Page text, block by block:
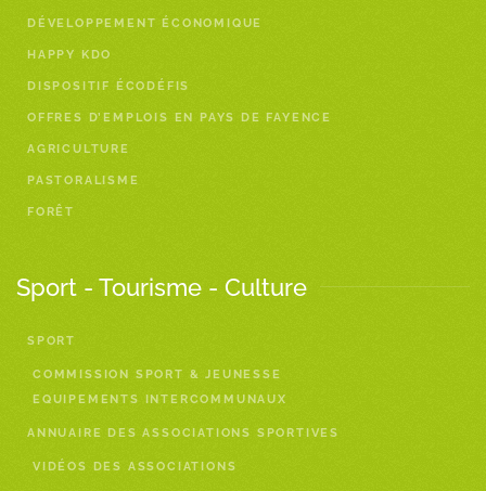
DÉVELOPPEMENT ÉCONOMIQUE
HAPPY KDO
DISPOSITIF ÉCODÉFIS
OFFRES D’EMPLOIS EN PAYS DE FAYENCE
AGRICULTURE
PASTORALISME
FORÊT
Sport - Tourisme - Culture
SPORT
COMMISSION SPORT & JEUNESSE
EQUIPEMENTS INTERCOMMUNAUX
ANNUAIRE DES ASSOCIATIONS SPORTIVES
VIDÉOS DES ASSOCIATIONS